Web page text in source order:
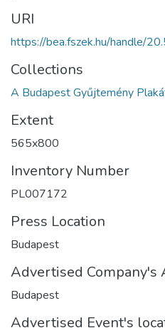
URI
https://bea.fszek.hu/handle/
Collections
A Budapest Gyűjtemény
Extent
565x800
Inventory Number
PL007172
Press Location
Budapest
Advertised Company's
Budapest
Advertised Event's